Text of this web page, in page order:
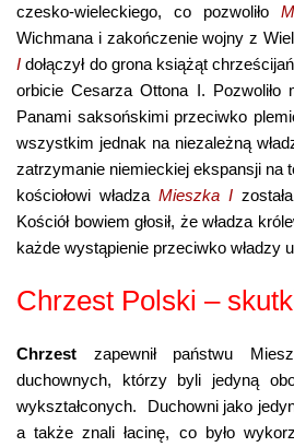
czesko-wieleckiego, co pozwoliło
Wichmana i zakończenie wojny z
I dołączył do grona książąt
orbicie Cesarza Ottona I.
Panami saksońskimi przeciwko
wszystkim jednak na niezależną
zatrzymanie niemieckiej ekspansji na
kościołowi władza Mieszka I
Kościół bowiem głosił, że władza
każde wystąpienie przeciwko władzy
Chrzest Polski –
Chrzest zapewnił państwu
duchownych, którzy byli jedyną
wykształconych. Duchowni jako
a także znali łacinę, co było